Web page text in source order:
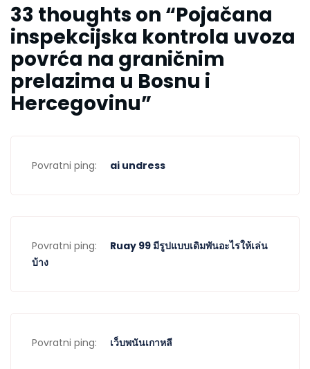
33 thoughts on “Pojačana
inspekcijska kontrola uvoza
povrća na graničnim
prelazima u Bosnu i
Hercegovinu”
Povratni ping: ai undress
Povratni ping:
Ruay 99 มีรูปแบบเดิมพันอะไรให้เล่น
บ้าง
Povratni ping: เว็บพนันเกาหลี